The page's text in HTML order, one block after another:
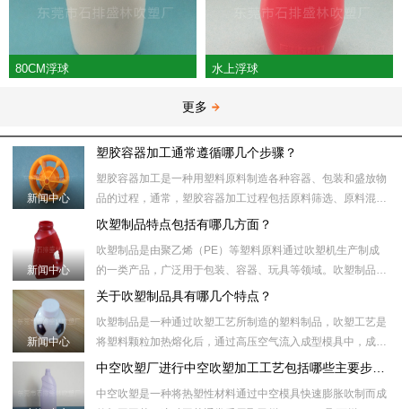
80CM浮球 水上浮球
更多
新闻中心
塑胶容器加工通常遵循哪几个步骤？
塑胶容器加工是一种用塑料原料制造各种容器、包装和盛放物
品的过程，通常，塑胶容器加工过程包括原料筛选、原料混
合、塑化加热、模具注射、冷却、取出、后处理等步骤。​具体
新闻中心
吹塑制品特点包括有哪几方面？
吹塑制品是由聚乙烯（PE）等塑料原料通过吹塑机生产制成
的一类产品，广泛用于包装、容器、玩具等领域。吹塑制品制
作过程中，首先将塑料颗粒加热到合适的温度，然后将塑料颗
新闻中心
关于吹塑制品具有哪几个特点？
吹塑制品是一种通过吹塑工艺所制造的塑料制品，吹塑工艺是
将塑料颗粒加热熔化后，通过高压空气流入成型模具中，成型
模具内部的形状和壁厚受压力和温度控制。随后，通过冷却模中空吹塑厂进行中空吹塑加工工艺包括哪些主要步骤？
中空吹塑是一种将热塑性材料通过中空模具快速膨胀吹制而成